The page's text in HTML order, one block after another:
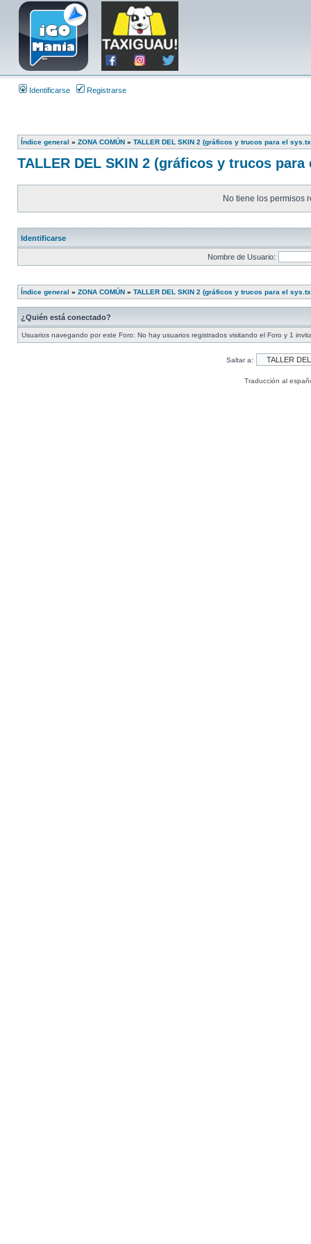
Identificarse Registrarse
Índice general » ZONA COMÚN » TALLER DEL SKIN 2 (gráficos y trucos para el
TALLER DEL SKIN 2 (gráficos y trucos
No tiene los permisos
Identificarse
Nombre de Usuario:
Índice general » ZONA COMÚN » TALLER DEL SKIN 2 (gráficos y trucos para el
¿Quién está conectado?
Usuarios navegando por este Foro: No hay usuarios registrados visitando el Foro y 1
Saltar a:
Traducción al